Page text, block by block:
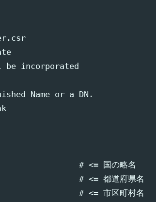
incorporated
Name or a DN.
# <= 国の略名
# <= 都道府県名
# <= 市区町村名